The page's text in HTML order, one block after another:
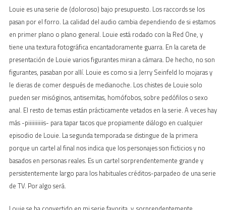
Louie es una serie de (doloroso) bajo presupuesto. Los raccords se los
pasan por el forro. La calidad del audio cambia dependiendo de si estamos
en primer plano o plano general. Louie está rodado con la Red One, y
tiene una textura fotográfica encantadoramente guarra. En la careta de
presentación de Louie varios figurantes miran a cámara. De hecho, no son
figurantes, pasaban por allí. Louie es como si a Jerry Seinfeld lo mojaras y
le dieras de comer después de medianoche. Los chistes de Louie solo
pueden ser misóginos, antisemitas, homófobos, sobre pedófilos o sexo
anal. El resto de temas están prácticamente vetados en la serie. A veces hay
más -piiiiiiiiiis- para tapar tacos que propiamente diálogo en cualquier
episodio de Louie. La segunda temporada se distingue de la primera
porque un cartel al final nos indica que los personajes son ficticios y no
basados en personas reales. Es un cartel sorprendentemente grande y
persistentemente largo para los habituales créditos-parpadeo de una serie
de TV. Por algo será.